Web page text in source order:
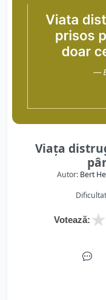
Viața
Autor: Bert
Votează: ★